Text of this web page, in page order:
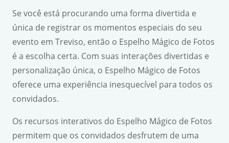
Se você está procurando uma forma divertida e
única de registrar os momentos especiais do seu
evento em Treviso, então o Espelho Mágico de Fotos
é a escolha certa. Com suas interações divertidas e
personalização única, o Espelho Mágico de Fotos
oferece uma experiência inesquecível para todos os
convidados.
Os recursos interativos do Espelho Mágico de Fotos
permitem que os convidados desfrutem de uma